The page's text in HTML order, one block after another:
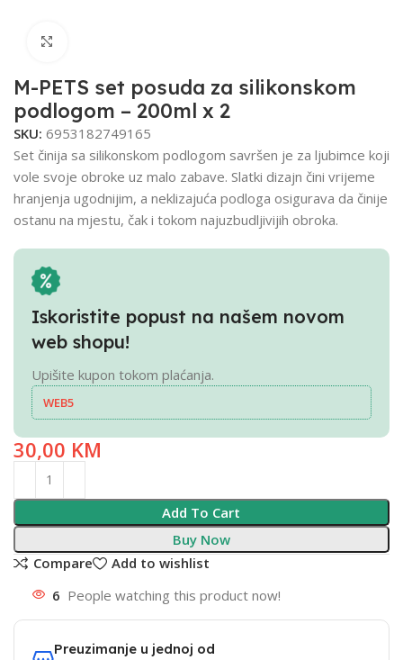
M-PETS set posuda za silikonskom
podlogom – 200ml x 2
SKU: 6953182749165
Set činija sa silikonskom podlogom savršen je za ljubimce koji
vole svoje obroke uz malo zabave. Slatki dizajn čini vrijeme
hranjenja ugodnijim, a neklizajuća podloga osigurava da činije
ostanu na mjestu, čak i tokom najuzbudljivijih obroka.
Iskoristite popust na našem novom
web shopu!
Upišite kupon tokom plaćanja.
WEB5
30,00 KM
Add To Cart
Buy Now
Compare
Add to wishlist
6 People watching this product now!
Preuzimanje u jednoj od